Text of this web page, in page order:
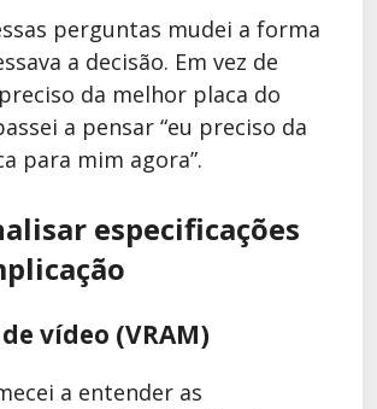
perguntas mudei a forma
a decisão. Em vez de
da melhor placa do
a pensar “eu preciso da
para mim agora”.
especificações
vídeo (VRAM)
a entender as